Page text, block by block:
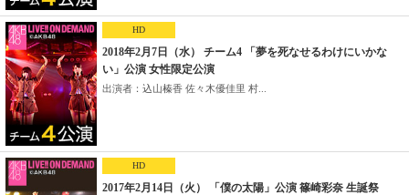
HD
2018年2月7日（水） チーム4 「夢を死なせるわけにいかな
い」公演 女性限定公演
出演者：込山榛香 佐々木優佳里 村...
HD
2017年2月14日（火） 「僕の太陽」公演 篠崎彩奈 生誕祭